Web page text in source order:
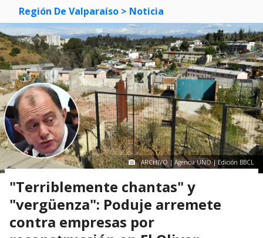
Región De Valparaíso > Noticia
ARCHIVO | Agencia UNO | Edición BBCL
"Terriblemente chantas" y
"vergüenza": Poduje arremete
contra empresas por